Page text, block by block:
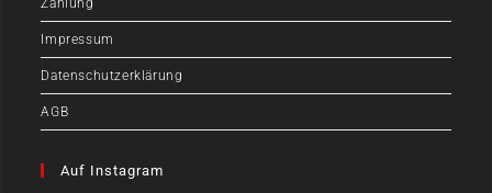
Zahlung
Impressum
Datenschutzerklärung
AGB
Auf Instagram